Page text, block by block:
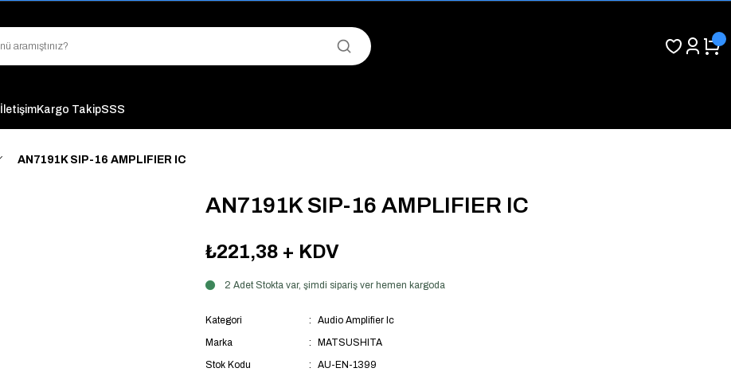
"Binlerce Ürün Çeşitliliği ile Stoktan Hemen Teslim."
"Toptan Fiyatına Perakende Satış Avantajını Kaçırmayın!"
İletişimKargo TakipSSS
AN7191K SIP-16 AMPLIFIER IC
AN7191K SIP-16 AMPLIFIER IC
₺221,38 + KDV
2 Adet Stokta var, şimdi sipariş ver hemen kargoda
Kategori
Audio Amplifier Ic
Marka
MATSUSHITA
Stok Kodu
AU-EN-1399